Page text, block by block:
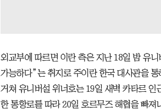
외교부에 따르면 이란 측은 지난 18일 밤 유
가능하다”는 취지로 주이란 한국 대사관을
거쳐 유니버설 위너호는 19일 새벽 카타르 인
한 통항로를 따라 20일 호르무즈 해협을 빠